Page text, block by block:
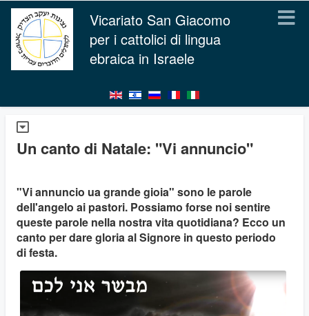
Vicariato San Giacomo
per i cattolici di lingua
ebraica in Israele
Un canto di Natale: "Vi annuncio"
"Vi annuncio ua grande gioia" sono le parole
dell'angelo ai pastori. Possiamo forse noi sentire
queste parole nella nostra vita quotidiana? Ecco un
canto per dare gloria al Signore in questo periodo
di festa.